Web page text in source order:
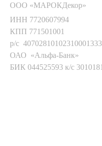
ООО «МАРОКДекор»
ИНН 7720607994
КПП 771501001
р/с 40702810102310001333
ОАО «Альфа-Банк»
БИК 044525593 к/с